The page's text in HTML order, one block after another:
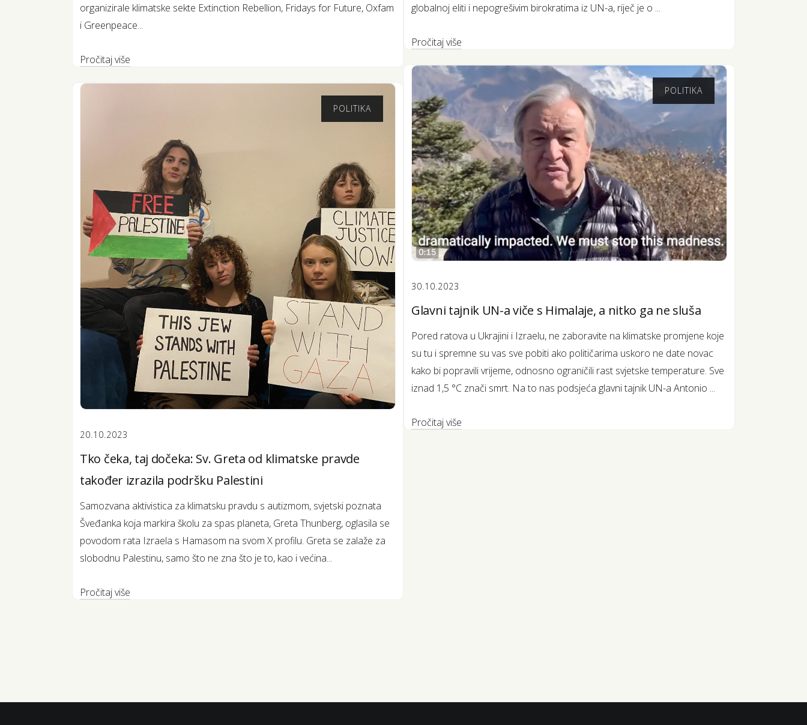
globalnoj eliti i nepogrešivim birokratima iz UN-a, riječ je o ...
Pročitaj više
organizirale klimatske sekte Extinction Rebellion, Fridays for Future, Oxfam
i Greenpeace...
Pročitaj više
POLITIKA
30.10.2023
Glavni tajnik UN-a viče s Himalaje, a nitko ga ne sluša
Pored ratova u Ukrajini i Izraelu, ne zaboravite na klimatske promjene koje
su tu i spremne su vas sve pobiti ako političarima uskoro ne date novac
kako bi popravili vrijeme, odnosno ograničili rast svjetske temperature. Sve
iznad 1,5 °C znači smrt. Na to nas podsjeća glavni tajnik UN-a Antonio ...
Pročitaj više
POLITIKA
20.10.2023
Tko čeka, taj dočeka: Sv. Greta od klimatske pravde
također izrazila podršku Palestini
Samozvana aktivistica za klimatsku pravdu s autizmom, svjetski poznata
Šveđanka koja markira školu za spas planeta, Greta Thunberg, oglasila se
povodom rata Izraela s Hamasom na svom X profilu. Greta se zalaže za
slobodnu Palestinu, samo što ne zna što je to, kao i većina...
Pročitaj više